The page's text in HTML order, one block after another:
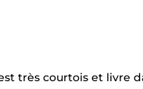
très courtois et livre